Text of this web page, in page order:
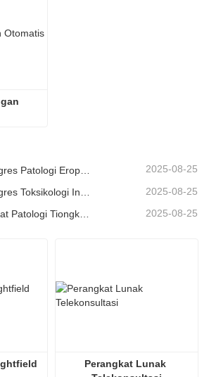
2025-08-25
2025-08-25
Kongres Masyarakat Patologi Tiongkok ke-30 dan Pertemuan Tahunan Ahli Patologi Tiongkok ke-14 2025-08-25
Perangkat Lunak